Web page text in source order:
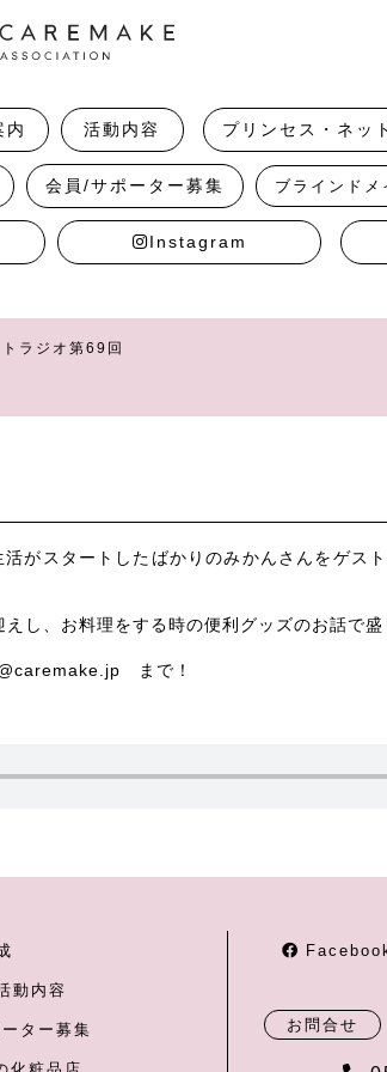
内 活動内容 プリンセス・ネッ
会員/サポーター募集 ブラインド
Instagram
トラジオ第69回
がスタートしたばかりのみかんさんをゲス
し、お料理をする時の便利グッズのお話で盛
まで！
動内容
ター募集 お問合せ